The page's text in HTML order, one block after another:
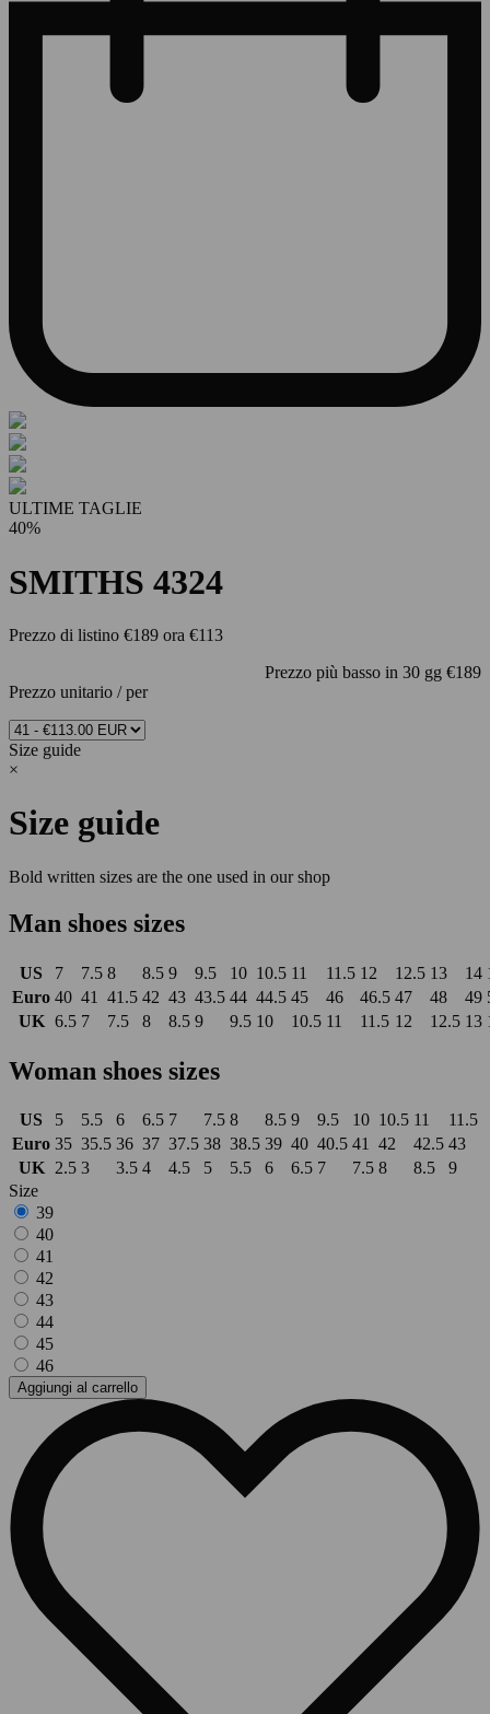
ULTIME TAGLIE
40%
SMITHS 4324
Prezzo di listino €189 ora €113
Prezzo più basso in 30 gg €189
Prezzo unitario /per
Size guide
×
Size guide
Bold written sizes are the one used in our shop
Man shoes sizes
US 7 7.5 8 8.5 9 9.5 10 10.5 11 11.5 12 12.5 13 14
Euro 40 41 41.5 42 43 43.5 44 44.5 45 46 46.5 47 48 49
UK 6.5 7 7.5 8 8.5 9 9.5 10 10.5 11 11.5 12 12.5 13
Woman shoes sizes
US 5 5.5 6 6.5 7 7.5 8 8.5 9 9.5 10 10.5 11
11.5
Euro 35 35.5 36 37 37.5 38 38.5 39 40 40.5 41 42 42.5 43
UK 2.5 3 3.5 4 4.5 5 5.5 6 6.5 7 7.5 8 8.5
9
Size
39
40
41
42
43
44
45
46
Aggiungi al carrello